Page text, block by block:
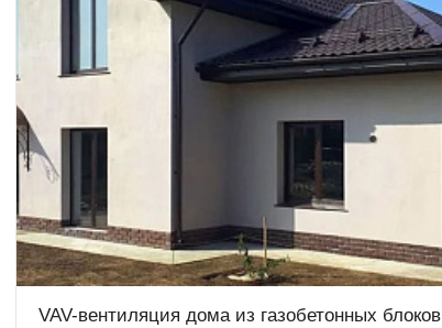
VAV-вентиляция дома из газобетонных блоков